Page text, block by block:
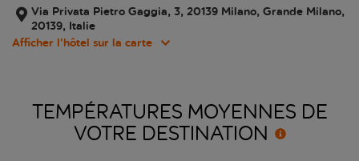
Via Privata Pietro Gaggia, 3, 20139 Milano, Grande Milano,
20139, Italie
Afficher l’hôtel sur la carte
TEMPÉRATURES MOYENNES DE
VOTRE DESTINATION